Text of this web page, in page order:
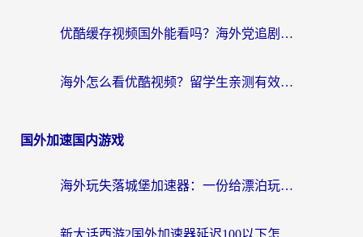
优酷缓存视频国外能看吗？海外党追剧看片的终极解决方案来了
海外怎么看优酷视频？留学生亲测有效的回国加速器选择指南
国外加速国内游戏
海外玩失落城堡加速器：一份给漂泊玩家的网络自救指南
新大话西游2国外加速器延迟100以下怎么办？海外党实测有效的低延迟指南